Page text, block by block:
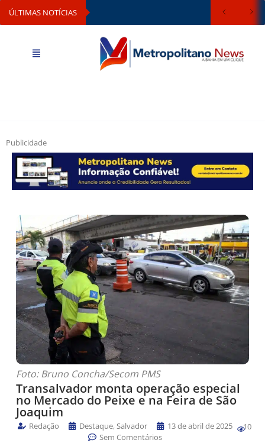
ÚLTIMAS NOTÍCIAS
Publicidade
Foto: Bruno Concha/Secom PMS
Transalvador monta operação especial
no Mercado do Peixe e na Feira de São
Joaquim
Redação Destaque,Salvador
13 de abril de 2025
Sem Comentários
10